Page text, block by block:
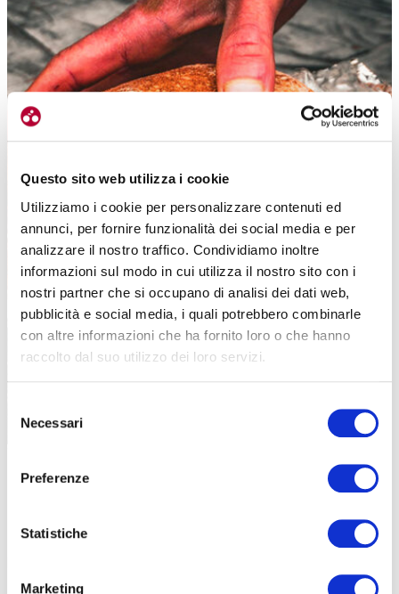
Questo sito web utilizza i cookie
Utilizziamo i cookie per personalizzare contenuti ed
annunci, per fornire funzionalità dei social media e per
analizzare il nostro traffico. Condividiamo inoltre
informazioni sul modo in cui utilizza il nostro sito con i
nostri partner che si occupano di analisi dei dati web,
pubblicità e social media, i quali potrebbero combinarle
con altre informazioni che ha fornito loro o che hanno
raccolto dal suo utilizzo dei loro servizi.
delNecessari
Preferenze
Statistiche
Marketing
RISTORI STRATEGICI
Ma non è tutto natura. O forse è meglio dire che non srà solo
natura:ci sarà anche l’intervento dell’uomo per accogliere i